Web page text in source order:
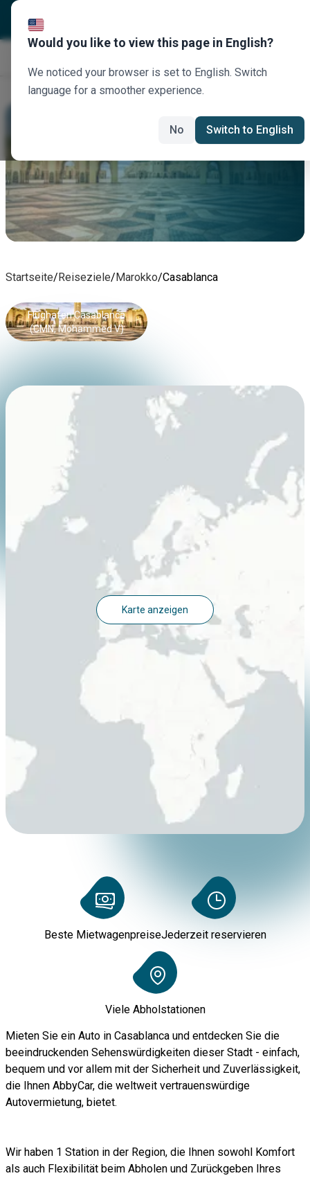
Casablanca Autovermietung
Startseite/Reiseziele/Marokko/Casablanca
Flughafen Casablanca
(CMN, Mohammed V)
Karte anzeigen
Beste MietwagenpreiseJederzeit reservieren
Viele Abholstationen
Mieten Sie ein Auto in Casablanca und entdecken Sie die
beeindruckenden Sehenswürdigkeiten dieser Stadt - einfach,
bequem und vor allem mit der Sicherheit und Zuverlässigkeit,
die Ihnen AbbyCar, die weltweit vertrauenswürdige
Autovermietung, bietet.
Wir haben 1 Station in der Region, die Ihnen sowohl Komfort
als auch Flexibilität beim Abholen und Zurückgeben Ihres
Would you like to view this page in English?
We noticed your browser is set to English. Switch
language for a smoother experience.
No Switch to English